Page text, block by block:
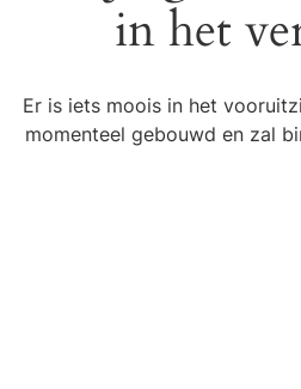
in het
Er is iets moois in het
momenteel gebouwd en zal